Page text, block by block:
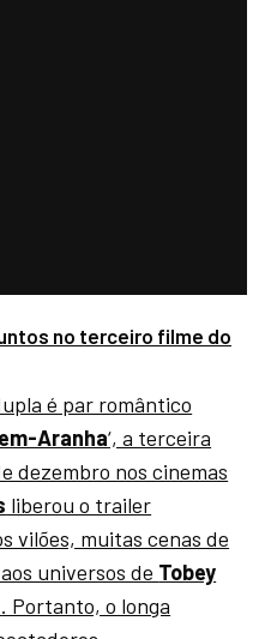
no terceiro filme do
é par romântico
Aranha‘, a terceira
dezembro nos cinemas
liberou o trailer
vilões, muitas cenas de
universos de Tobey
. Portanto, o longa